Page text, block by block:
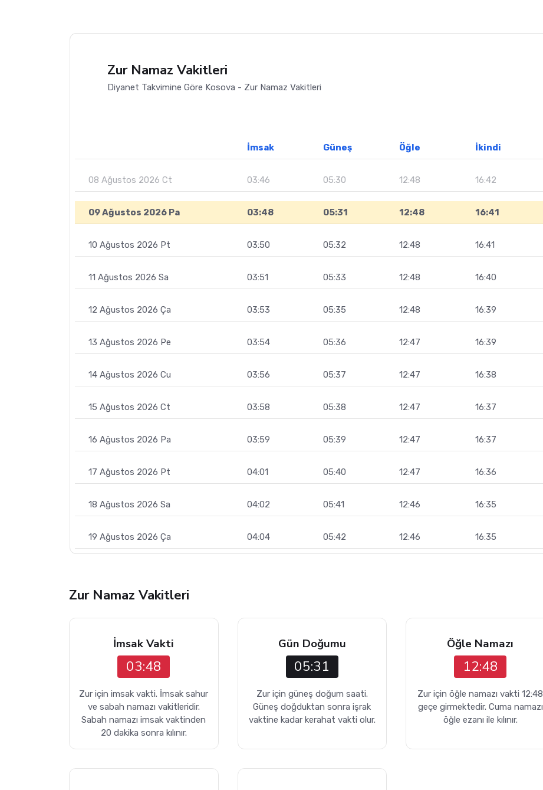
Zur Namaz Vakitleri
Diyanet Takvimine Göre Kosova - Zur Namaz Vakitleri
İmsak Güneş Öğle İkindi
08 Ağustos 2026 Ct 03:46 05:30 12:48 16:42
09 Ağustos 2026 Pa 03:48 05:31 12:48 16:41
10 Ağustos 2026 Pt 03:50 05:32 12:48 16:41
11 Ağustos 2026 Sa 03:51 05:33 12:48 16:40
12 Ağustos 2026 Ça 03:53 05:35 12:48 16:39
13 Ağustos 2026 Pe 03:54 05:36 12:47 16:39
14 Ağustos 2026 Cu 03:56 05:37 12:47 16:38
15 Ağustos 2026 Ct 03:58 05:38 12:47 16:37
16 Ağustos 2026 Pa 03:59 05:39 12:47 16:37
17 Ağustos 2026 Pt 04:01 05:40 12:47 16:36
18 Ağustos 2026 Sa 04:02 05:41 12:46 16:35
19 Ağustos 2026 Ça 04:04 05:42 12:46 16:35
Zur Namaz Vakitleri
İmsak Vakti
03:48
Zur için imsak vakti. İmsak sahur
ve sabah namazı vakitleridir.
Sabah namazı imsak vaktinden
20 dakika sonra kılınır.
Gün Doğumu
05:31
Zur için güneş doğum saati.
Güneş doğduktan sonra işrak
vaktine kadar kerahat vakti olur.
Öğle Namazı
12:48
Zur için öğle namazı vakti 12:48
geçe girmektedir. Cuma namazı
öğle ezanı ile kılınır.